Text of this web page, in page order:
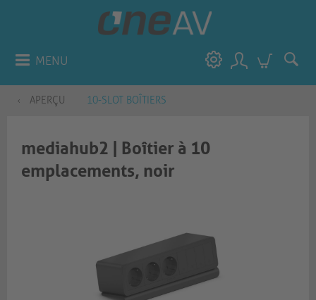
MENU
APERÇU 10-SLOT BOÎTIERS
mediahub2 | Boîtier à 10
emplacements, noir